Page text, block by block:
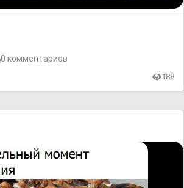
0 комментариев
188